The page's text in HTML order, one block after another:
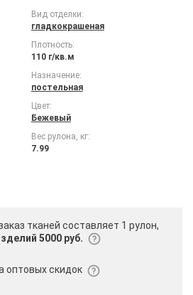
Вид отделки:
гладкокрашеная
Плотность:
110 г/кв.м
Назначение:
постельная
Цвет:
Бежевый
Вес рулона, кг:
7.99
тканей составляет 1 рулон,
5000 руб.
оптовых скидок